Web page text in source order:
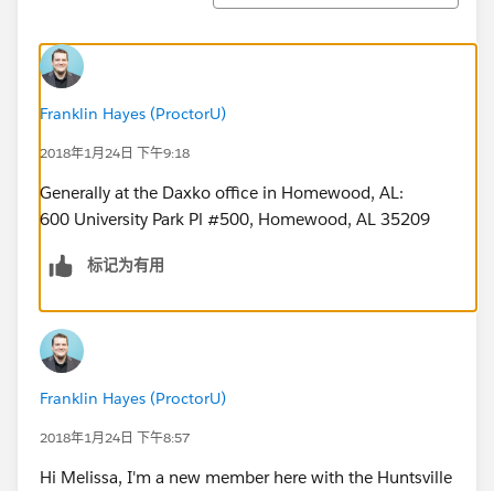
Franklin Hayes (ProctorU)
2018年1月24日 下午9:18
Generally at the Daxko office in Homewood, AL:
600 University Park Pl #500, Homewood, AL 35209
标记为有用
Franklin Hayes (ProctorU)
2018年1月24日 下午8:57
Hi Melissa, I'm a new member here with the Huntsville